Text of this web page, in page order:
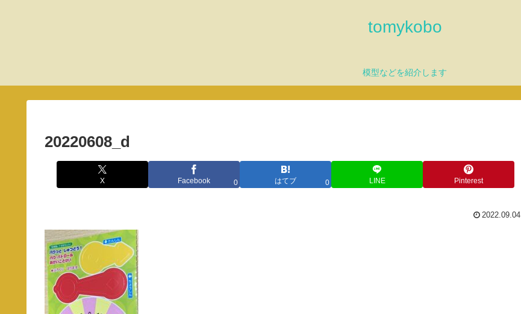
tomykobo
模型などを紹介します
20220608_d
X Facebook 0 はてブ 0 LINE Pinterest
2022.09.04